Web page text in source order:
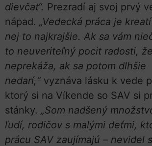
dievčat“. Prezradí aj svoj prvý
nápad. „Vedecká práca je
nej to najkrajšie. Ak sa vám
to neuveriteľný pocit radosti,
neprekáža, ak sa potom dlhšie
nedarí,“ vyznáva lásku k vede
ktorý si na Víkende so SAV si
stánky. „Som nadšený
ľudí, rodičov s malými deťmi,
prácu SAV zaujímajú – nevidel